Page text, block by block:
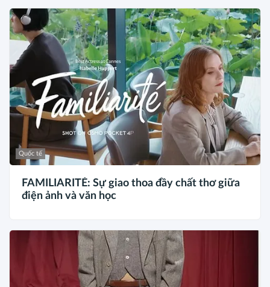
Quốc tế
FAMILIARITÉ: Sự giao thoa đầy chất thơ giữa
điện ảnh và văn học